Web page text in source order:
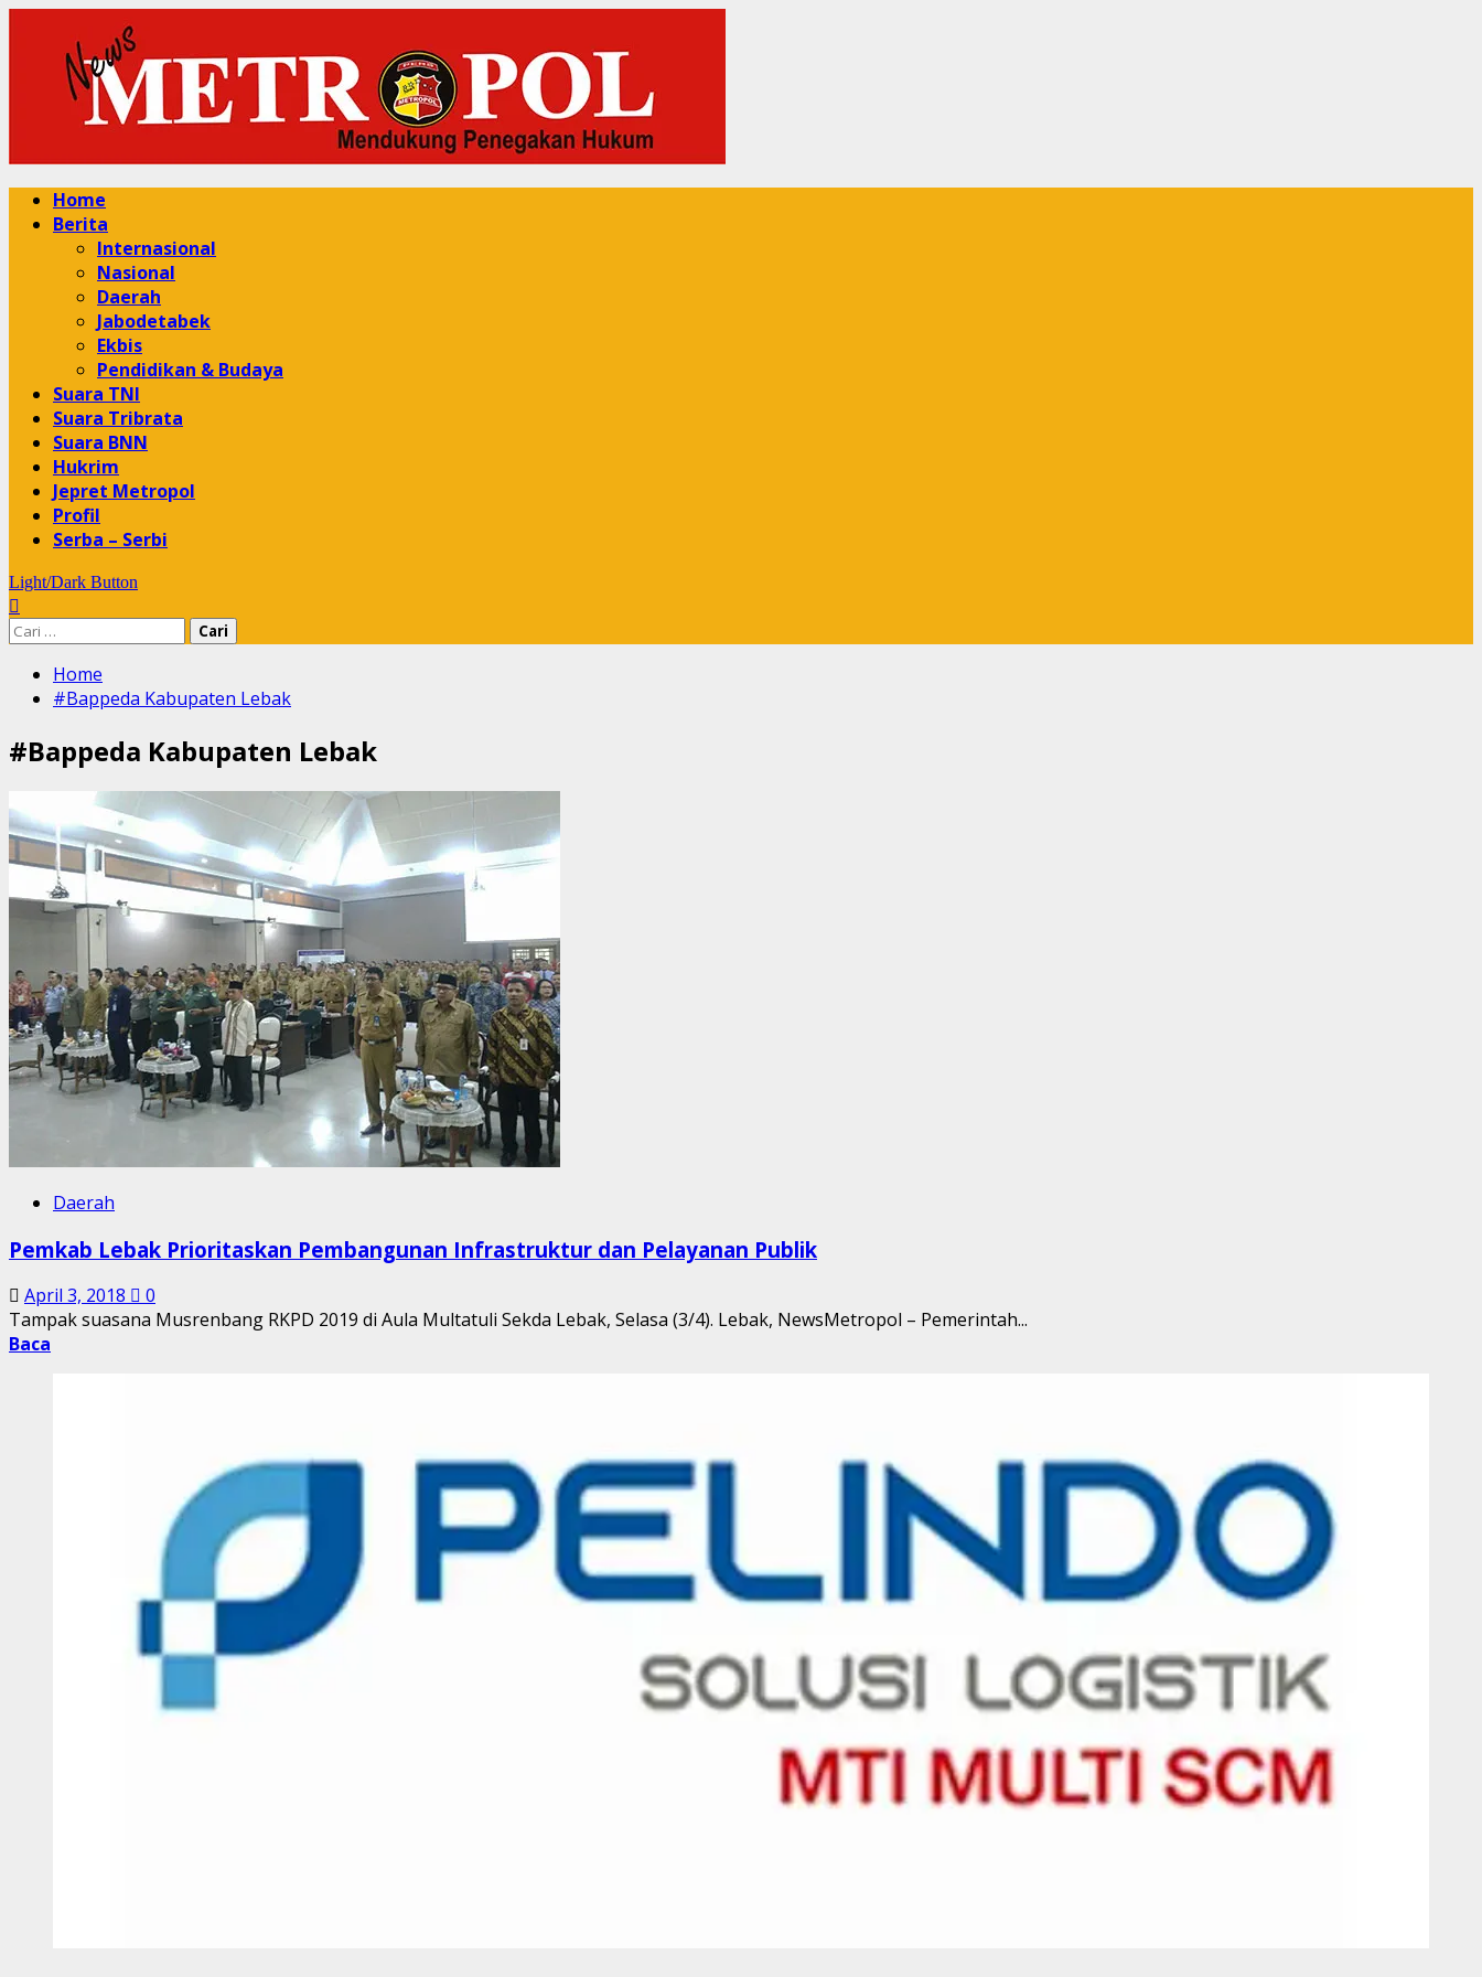
content
Primary
Menu
Home
Berita
Internasional
Nasional
Daerah
Jabodetabek
Ekbis
Pendidikan & Budaya
Suara TNI
Suara Tribrata
Suara BNN
Hukrim
Jepret Metropol
Profil
Serba – Serbi
Light/Dark Button
Cari
Home
#Bappeda Kabupaten Lebak
#Bappeda Kabupaten Lebak
Daerah
Pemkab Lebak Prioritaskan Pembangunan Infrastruktur dan Pelayanan Publik
April 3, 2018
0
Tampak suasana Musrenbang RKPD 2019 di Aula Multatuli Sekda Lebak, Selasa (3/4). Lebak, NewsMetropol – Pemerintah...
Baca